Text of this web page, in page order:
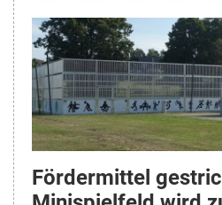
Fördermittel